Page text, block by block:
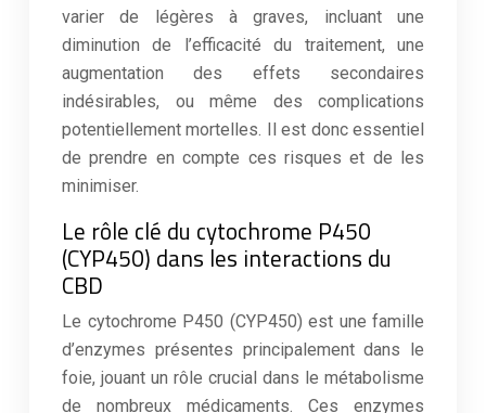
varier de légères à graves, incluant une
diminution de l’efficacité du traitement, une
augmentation des effets secondaires
indésirables, ou même des complications
potentiellement mortelles. Il est donc essentiel
de prendre en compte ces risques et de les
minimiser.
Le rôle clé du cytochrome P450
(CYP450) dans les interactions du
CBD
Le cytochrome P450 (CYP450) est une famille
d’enzymes présentes principalement dans le
foie, jouant un rôle crucial dans le métabolisme
de nombreux médicaments. Ces enzymes